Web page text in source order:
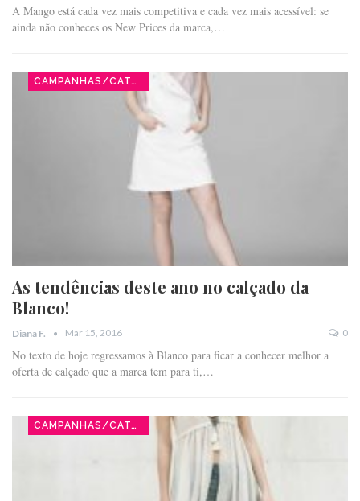
A Mango está cada vez mais competitiva e cada vez mais acessível: se
ainda não conheces os New Prices da marca,…
CAMPANHAS/CATÁLOGOS
As tendências deste ano no calçado da
Blanco!
Diana F. Mar 15, 2016 0
No texto de hoje regressamos à Blanco para ficar a conhecer melhor a
oferta de calçado que a marca tem para ti,…
CAMPANHAS/CATÁLOGOS